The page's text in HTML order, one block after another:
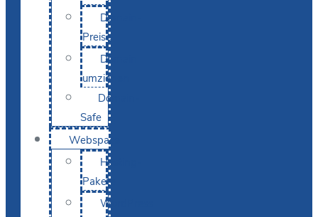
Domain-
Preise
Domain
umziehen
Domain-
Safe
Webspace
Hosting-
Pakete
WordPress